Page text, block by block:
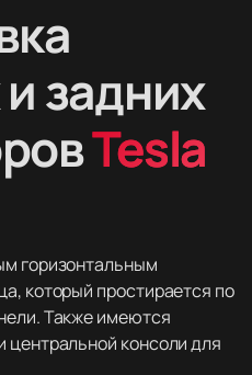
задних
Tesla
горизонтальным
который простирается по
Также имеются
центральной консоли для